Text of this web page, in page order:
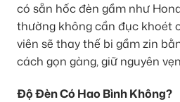
có sẵn hốc đèn gầm như
thường không cần đục khoét
viên sẽ thay thế bi gầm zin
cách gọn gàng, giữ nguyên
Độ Đèn Có Hao Bình Không?